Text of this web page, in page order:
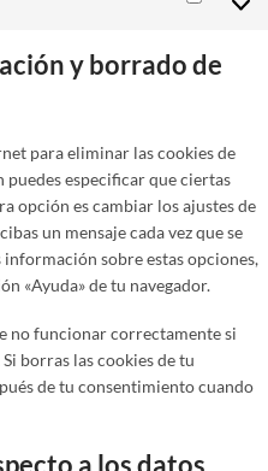
y borrado de
para eliminar las cookies de
especificar que ciertas
opción es cambiar los ajustes de
un mensaje cada vez que se
sobre estas opciones,
«Ayuda» de tu navegador.
no funcionar correctamente si
borras las cookies de tu
de tu consentimiento cuando
a los datos